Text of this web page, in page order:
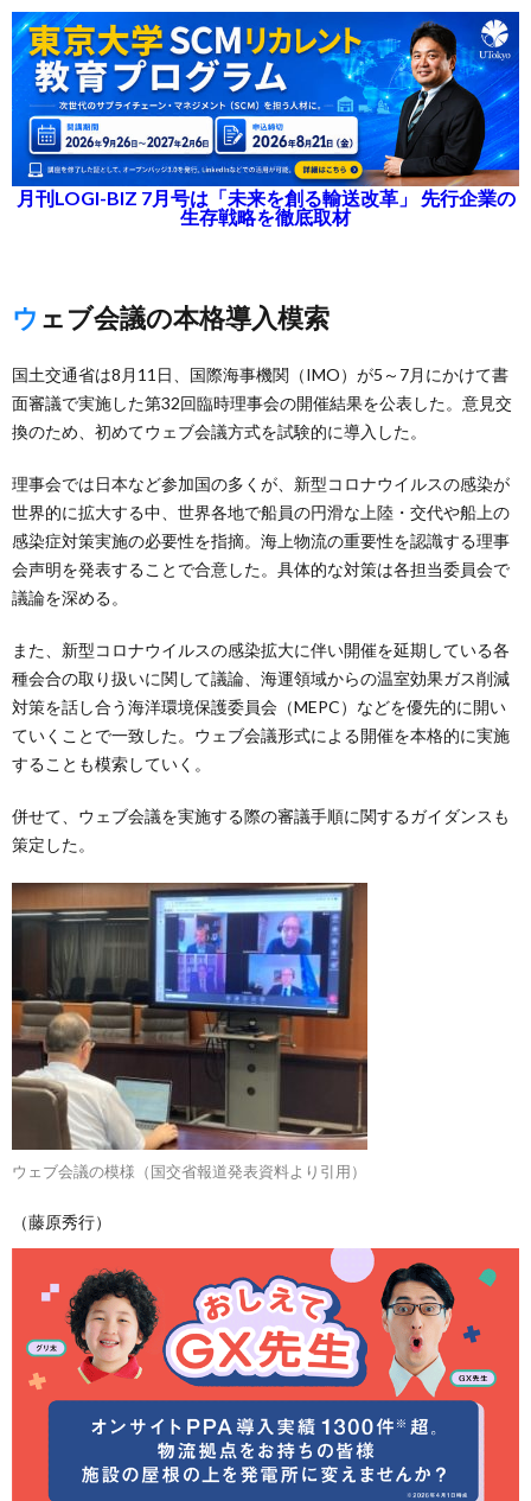
月刊LOGI-BIZ 7月号は「未来を創る輸送改革」 先行企業の
生存戦略を徹底取材
ウェブ会議の本格導入模索
国土交通省は8月11日、国際海事機関（IMO）が5～7月にかけて書
面審議で実施した第32回臨時理事会の開催結果を公表した。意見交
換のため、初めてウェブ会議方式を試験的に導入した。
理事会では日本など参加国の多くが、新型コロナウイルスの感染が
世界的に拡大する中、世界各地で船員の円滑な上陸・交代や船上の
感染症対策実施の必要性を指摘。海上物流の重要性を認識する理事
会声明を発表することで合意した。具体的な対策は各担当委員会で
議論を深める。
また、新型コロナウイルスの感染拡大に伴い開催を延期している各
種会合の取り扱いに関して議論、海運領域からの温室効果ガス削減
対策を話し合う海洋環境保護委員会（MEPC）などを優先的に開い
ていくことで一致した。ウェブ会議形式による開催を本格的に実施
することも模索していく。
併せて、ウェブ会議を実施する際の審議手順に関するガイダンスも
策定した。
ウェブ会議の模様（国交省報道発表資料より引用）
（藤原秀行）